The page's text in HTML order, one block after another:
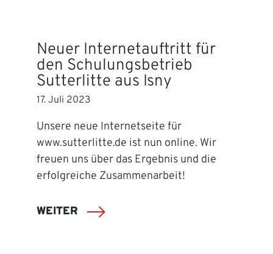
Neuer Internetauftritt für
den Schulungsbetrieb
Sutterlitte aus Isny
17. Juli 2023
Unsere neue Internetseite für
www.sutterlitte.de ist nun online. Wir
freuen uns über das Ergebnis und die
erfolgreiche Zusammenarbeit!
WEITER